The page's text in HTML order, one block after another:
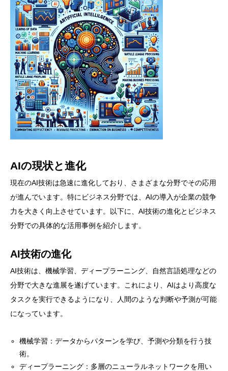
AIの現状と進化
現在のAI技術は急速に進化しており、さまざまな分野でその応用
が進んでいます。特にビジネス分野では、AIの導入が企業の競争
力を大きく向上させています。以下に、AI技術の進化とビジネス
分野での具体的な活用事例を紹介します。
AI技術の進化
AI技術は、機械学習、ディープラーニング、自然言語処理などの
分野で大きな進展を遂げています。これにより、AIはより高度な
タスクを実行できるようになり、人間のような判断や予測が可能
になっています。
機械学習：データからパターンを学び、予測や分類を行う技
術。
ディープラーニング：多層のニューラルネットワークを用い